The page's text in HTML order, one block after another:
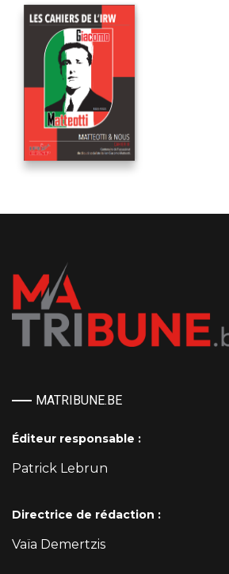
MATRIBUNE.BE
Éditeur responsable :
Patrick Lebrun
Directrice de rédaction :
Vaïa Demertzis